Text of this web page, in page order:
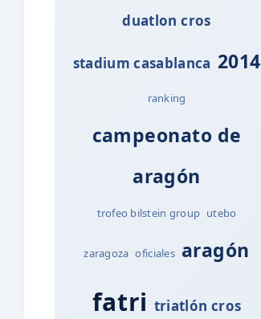
duatlon cros
stadium casablanca 2014
ranking
campeonato de
aragón
trofeo bilstein group utebo
zaragoza oficiales aragón
fatri triatlón cros